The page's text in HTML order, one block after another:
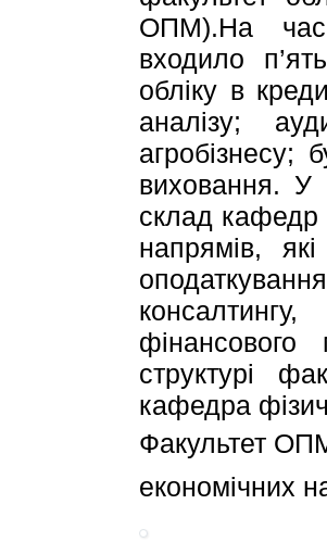
ОПМ).На час
входило
обліку в
аналізу;
агробізнесу;
виховання. У
склад кафедр
напрямів,
структурі
кафедра
Факультет
економічних